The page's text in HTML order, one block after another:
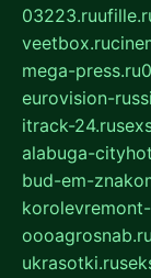
03223.ru
veetbox.ru
mega-press.ru
eurovision-
itrack-24.ru
alabuga-
bud-em-
oooagrosnab.ru
ukrasotki.ru